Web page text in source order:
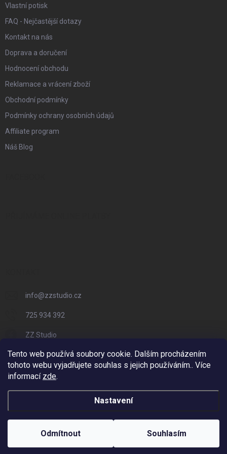
Tento web používá soubory cookie. Dalším procházením
tohoto webu vyjadřujete souhlas s jejich používáním.. Více
informací zde.
Nastavení
Odmítnout Souhlasím
Vlastní potisk
FAQ - Nejčastější dotazy
Kontakt na nás
Doprava a doručení
Hodnocení obchodu
Reklamace a vrácení zboží
Obchodní podmínky
Podmínky ochrany osobních údajů
Affiliate program
Náš Blog
info@zzstudio.cz
725 934 392
ZZ Studio
zzstudio_cz
Vytvořil Shoptet
ZZ Eshop - Svět potisku. Všechna práva vyhrazena.
Odstoupit od smlouvy